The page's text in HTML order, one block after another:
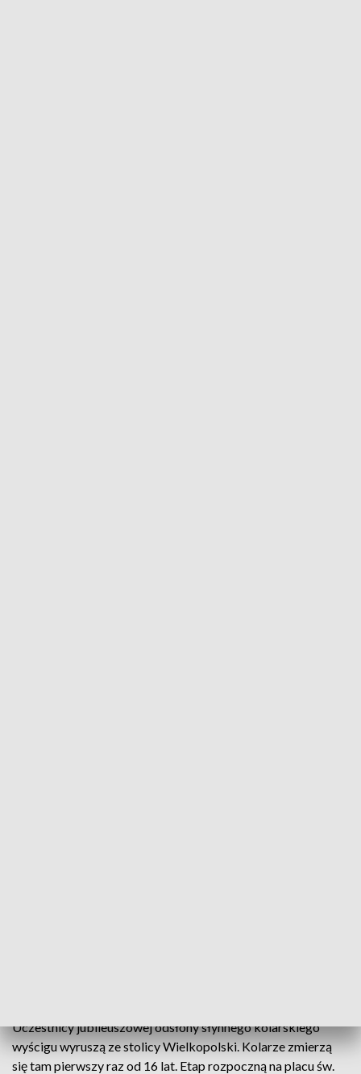
Uczestnicy jubileuszowej odsłony słynnego kolarskiego
wyścigu wyruszą ze stolicy Wielkopolski. Kolarze zmierzą
się tam pierwszy raz od 16 lat. Etap rozpoczną na placu św.